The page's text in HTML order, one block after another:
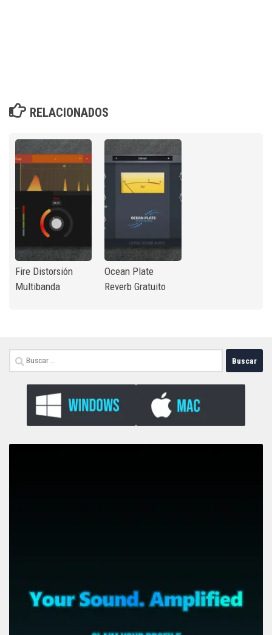
RELACIONADOS
Fire Distorsión
Multibanda
Ocean Plate
Reverb Gratuito
Buscar: